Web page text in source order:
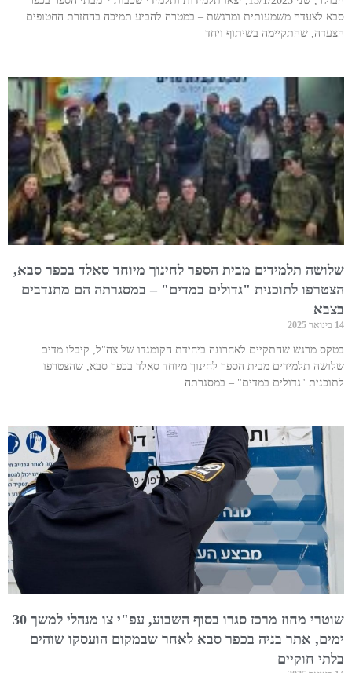
סבא לצעדה משמעותית ומרגשת – במטרה להביע תמיכה בהחזרת החטופים.
הצעדה, שהתקיימה בשיתוף ויחד
שלושה תלמידים מבית הספר לחינוך מיוחד סאלד בכפר סבא,
הצטרפו לתוכנית "גדולים במדים" – במסגרתה הם מתנדבים
בצבא
14 בינואר 2025
בטקס מרגש שהתקיים לאחרונה ביחידת הקומנדו של צה"ל, קיבלו מדים
שלושה תלמידים מבית הספר לחינוך מיוחד סאלד בכפר סבא, שהצטרפו
לתוכנית "גדולים במדים" – במסגרתה
שוטרי מחוז מרכז סגרו בסוף השבוע, עפ"י צו מנהלי למשך 30
ימים, אתר בניה בכפר סבא לאחר שבמקום הועסקו שוהים
בלתי חוקיים